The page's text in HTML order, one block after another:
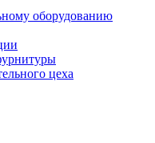
оборудованию
цеха